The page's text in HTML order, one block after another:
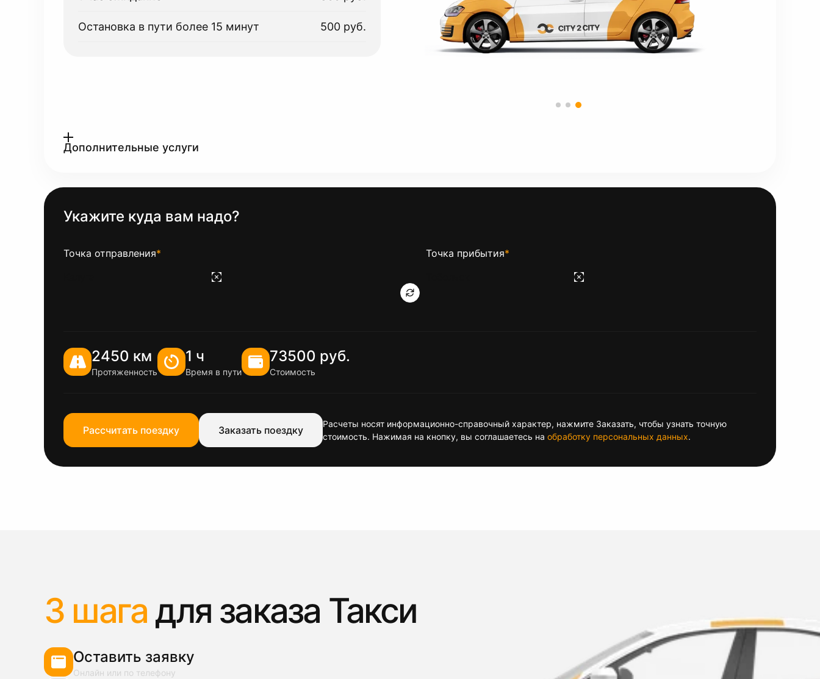
Остановка в пути более 15 минут 500 руб.
Дополнительные услуги
Укажите куда вам надо?
Точка отправления* Точка прибытия*
2450 км
Протяженность
1 ч
Время в пути
73500 руб.
Стоимость
Рассчитать поездку Заказать поездку
Расчеты носят информационно-справочный характер, нажмите Заказать, чтобы узнать точную
стоимость. Нажимая на кнопку, вы соглашаетесь на обработку персональных данных.
3 шага для заказа Такси
Оставить заявку
Онлайн или по телефону